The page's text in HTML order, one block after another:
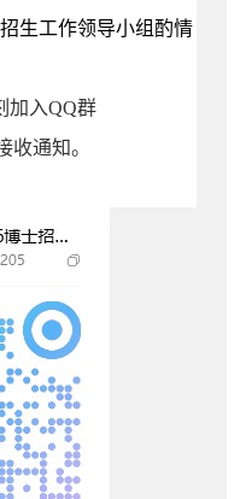
生工作领导小组酌情
加入QQ群
收通知。